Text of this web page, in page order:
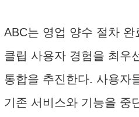
ABC는 영업 양수 절차
클립 사용자 경험을 최우
통합을 추진한다. 사용자
기존 서비스와 기능을 중